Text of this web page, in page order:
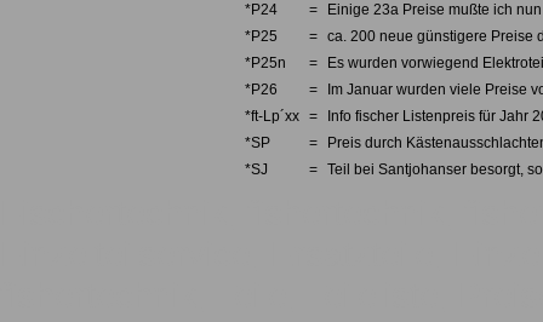
*P24
=
Einige 23a Preise mußte ich
*P25
= ca. 200 neue günstigere Preise
*P25n
=
Es wurden vorwiegend
*P26
=
Im Januar wurden viele Preise
*ft-Lp´xx =
Info fischer Listenpreis für Jahr
*SP
=
Preis durch
*SJ
= Teil bei Santjohanser besorgt,